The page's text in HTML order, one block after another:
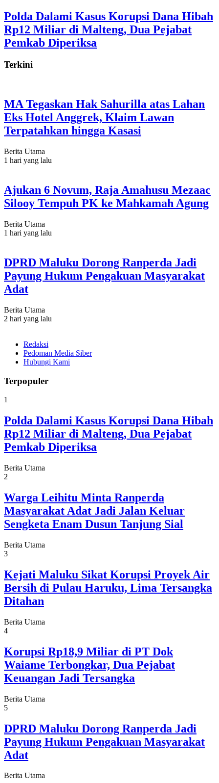
Polda Dalami Kasus Korupsi Dana Hibah
Rp12 Miliar di Malteng, Dua Pejabat
Pemkab Diperiksa
Terkini
MA Tegaskan Hak Sahurilla atas Lahan
Eks Hotel Anggrek, Klaim Lawan
Terpatahkan hingga Kasasi
Berita Utama
1 hari yang lalu
Ajukan 6 Novum, Raja Amahusu Mezaac
Silooy Tempuh PK ke Mahkamah Agung
Berita Utama
1 hari yang lalu
DPRD Maluku Dorong Ranperda Jadi
Payung Hukum Pengakuan Masyarakat
Adat
Berita Utama
2 hari yang lalu
Redaksi
Pedoman Media Siber
Hubungi Kami
Terpopuler
1
Polda Dalami Kasus Korupsi Dana Hibah
Rp12 Miliar di Malteng, Dua Pejabat
Pemkab Diperiksa
Berita Utama
2
Warga Leihitu Minta Ranperda
Masyarakat Adat Jadi Jalan Keluar
Sengketa Enam Dusun Tanjung Sial
Berita Utama
3
Kejati Maluku Sikat Korupsi Proyek Air
Bersih di Pulau Haruku, Lima Tersangka
Ditahan
Berita Utama
4
Korupsi Rp18,9 Miliar di PT Dok
Waiame Terbongkar, Dua Pejabat
Keuangan Jadi Tersangka
Berita Utama
5
DPRD Maluku Dorong Ranperda Jadi
Payung Hukum Pengakuan Masyarakat
Adat
Berita Utama